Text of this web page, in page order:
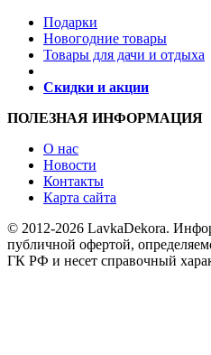
Подарки
Новогодние товары
Товары для дачи и отдыха
Скидки и акции
ПОЛЕЗНАЯ ИНФОРМАЦИЯ
О нас
Новости
Контакты
Карта сайта
© 2012-2026 LavkaDekora.
публичной офертой,
ГК РФ и несет справочный